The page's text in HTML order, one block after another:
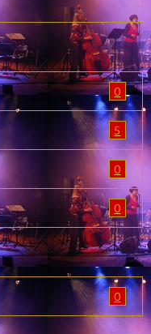
0
5
0
0
0